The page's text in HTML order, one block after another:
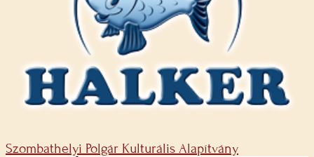
Szombathelyi Polgár Kulturális Alapítvány